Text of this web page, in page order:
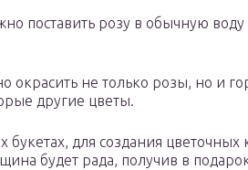
поставить розу в обычную воду
окрасить не только розы, но и
другие цветы.
для создания цветочных
будет рада, получив в